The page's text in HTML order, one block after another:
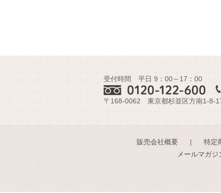
受付時間 平日 9：00～17：00
〒168-0062 東京都杉並区方南1-8-
販売会社概要
特定
メールマガ